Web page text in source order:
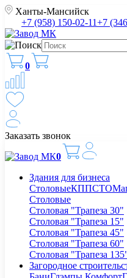
Ханты-Мансийск
+7 (958) 150-02-11+7
0
Заказать звонок
0
Здания для бизнеса
СтоловыеКППСТО
Столовые
Столовая "Трапеза 30"
Столовая "Трапеза 15"
Столовая "Трапеза 45"
Столовая "Трапеза 60"
Столовая "Трапеза
Загородное